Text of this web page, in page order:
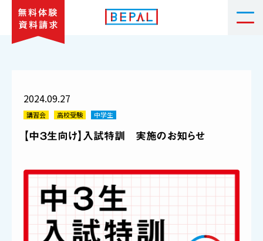
2024.09.27
講習会 高校受験 中学生
【中３生向け】入試特訓 実施のお知らせ